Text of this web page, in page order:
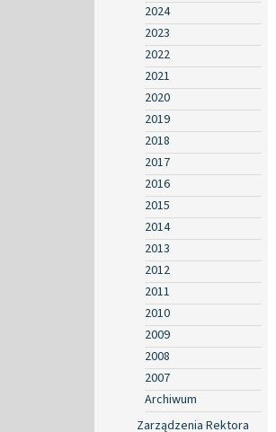
2024
2023
2022
2021
2020
2019
2018
2017
2016
2015
2014
2013
2012
2011
2010
2009
2008
2007
Archiwum
Zarządzenia Rektora